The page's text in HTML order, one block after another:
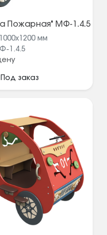
Пожарная" МФ-1.4.5
мм
1.4.5
Под заказ